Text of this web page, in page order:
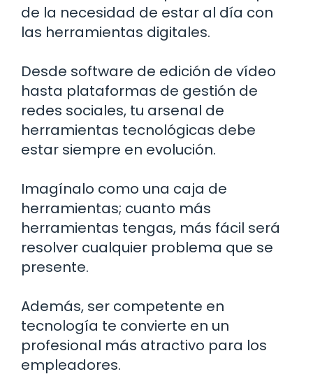
de la necesidad de estar al día con
las herramientas digitales.
Desde software de edición de vídeo
hasta plataformas de gestión de
redes sociales, tu arsenal de
herramientas tecnológicas debe
estar siempre en evolución.
Imagínalo como una caja de
herramientas; cuanto más
herramientas tengas, más fácil será
resolver cualquier problema que se
presente.
Además, ser competente en
tecnología te convierte en un
profesional más atractivo para los
empleadores.